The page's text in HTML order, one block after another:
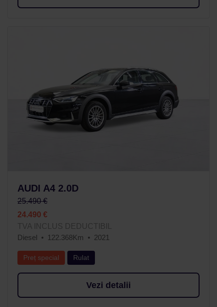
AUDI A4 2.0D
25.490 €
24.490 €
TVA INCLUS DEDUCTIBIL
Diesel
122.368Km 2021
Preț special Rulat
Vezi detalii